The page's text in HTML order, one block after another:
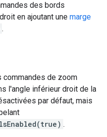
des bords
en ajoutant une marge
.
commandes de zoom
l'angle inférieur droit de la
par défaut, mais
.